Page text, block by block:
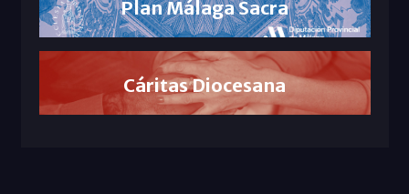
Plan Málaga Sacra
Cáritas Diocesana